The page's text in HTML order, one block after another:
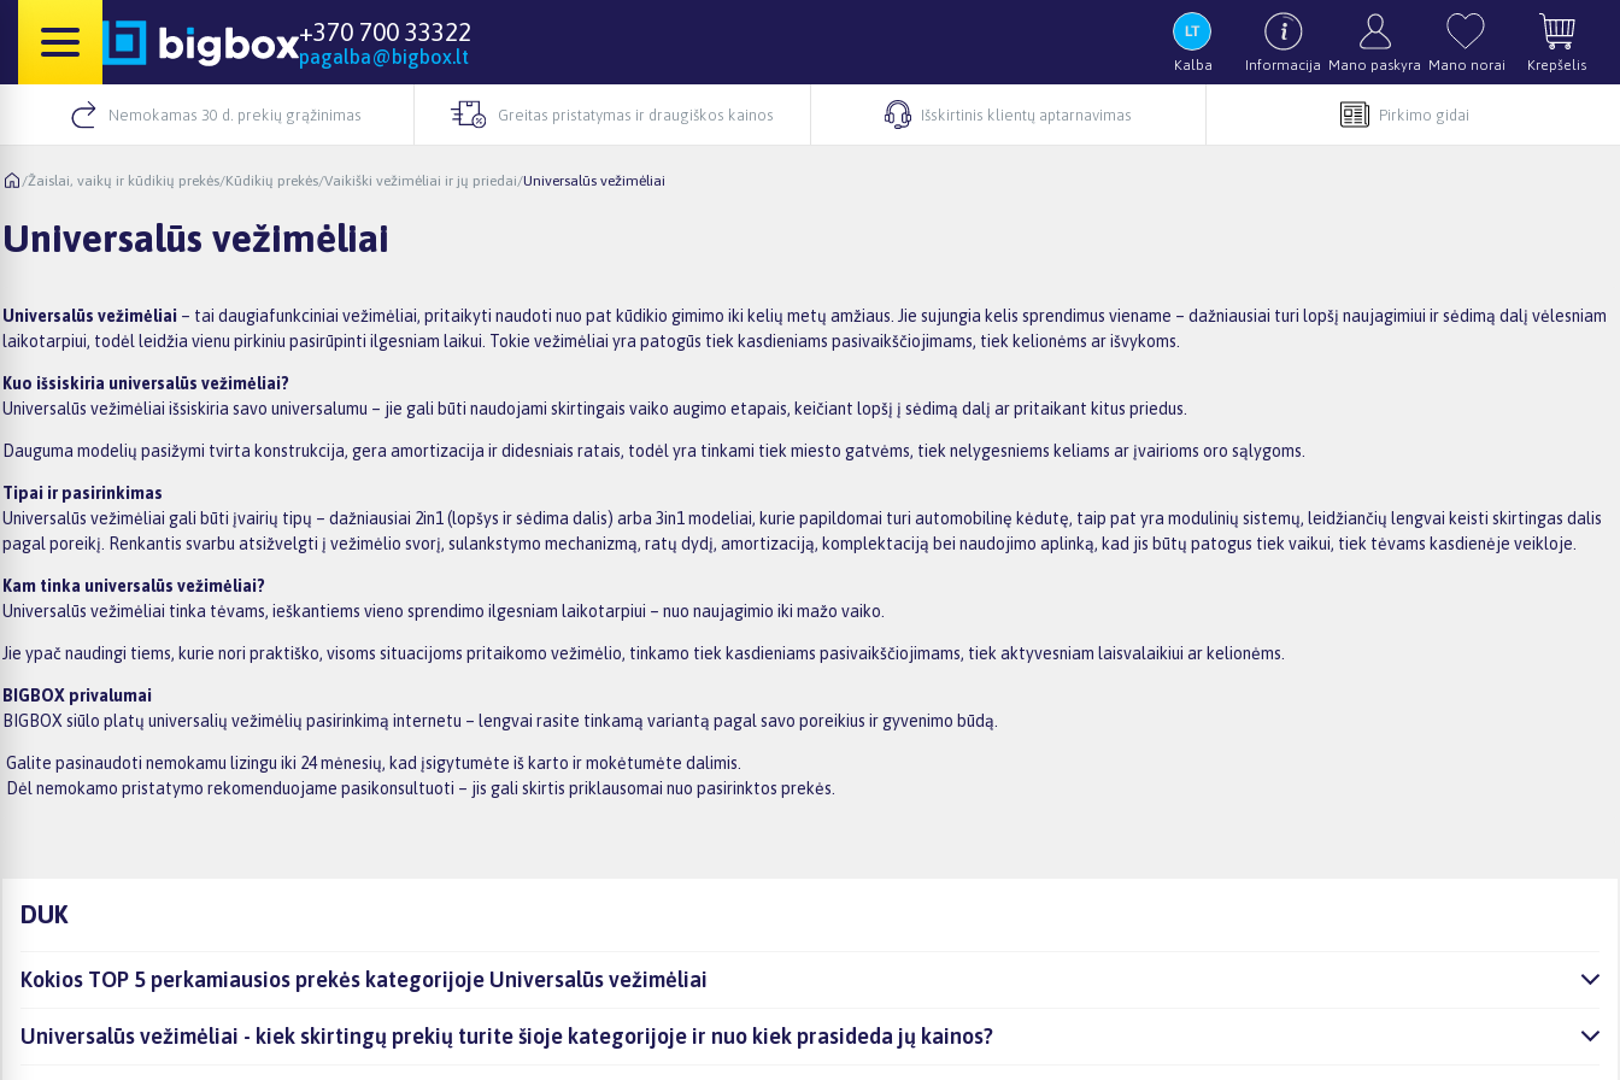
+370 700 33322
pagalba@bigbox.lt Kalba Informacija Mano paskyra Mano norai Krepšelis
Nemokamas 30 d. prekių grąžinimas Greitas pristatymas ir draugiškos kainos Išskirtinis klientų aptarnavimas Pirkimo gidai
/Žaislai, vaikų ir kūdikių prekės/Kūdikių prekės/Vaikiški vežimėliai ir jų priedai/Universalūs vežimėliai
Universalūs vežimėliai
Universalūs vežimėliai – tai daugiafunkciniai vežimėliai, pritaikyti naudoti nuo pat kūdikio gimimo iki kelių metų amžiaus. Jie sujungia kelis sprendimus viename – dažniausiai turi lopšį naujagimiui ir sėdimą dalį vėlesniam
laikotarpiui, todėl leidžia vienu pirkiniu pasirūpinti ilgesniam laikui. Tokie vežimėliai yra patogūs tiek kasdieniams pasivaikščiojimams, tiek kelionėms ar išvykoms.
Kuo išsiskiria universalūs vežimėliai?
Universalūs vežimėliai išsiskiria savo universalumu – jie gali būti naudojami skirtingais vaiko augimo etapais, keičiant lopšį į sėdimą dalį ar pritaikant kitus priedus.
Dauguma modelių pasižymi tvirta konstrukcija, gera amortizacija ir didesniais ratais, todėl yra tinkami tiek miesto gatvėms, tiek nelygesniems keliams ar įvairioms oro sąlygoms.
Tipai ir pasirinkimas
Universalūs vežimėliai gali būti įvairių tipų – dažniausiai 2in1 (lopšys ir sėdima dalis) arba 3in1 modeliai, kurie papildomai turi automobilinę kėdutę, taip pat yra modulinių sistemų, leidžiančių lengvai keisti skirtingas dalis
pagal poreikį. Renkantis svarbu atsižvelgti į vežimėlio svorį, sulankstymo mechanizmą, ratų dydį, amortizaciją, komplektaciją bei naudojimo aplinką, kad jis būtų patogus tiek vaikui, tiek tėvams kasdienėje veikloje.
Kam tinka universalūs vežimėliai?
Universalūs vežimėliai tinka tėvams, ieškantiems vieno sprendimo ilgesniam laikotarpiui – nuo naujagimio iki mažo vaiko.
Jie ypač naudingi tiems, kurie nori praktiško, visoms situacijoms pritaikomo vežimėlio, tinkamo tiek kasdieniams pasivaikščiojimams, tiek aktyvesniam laisvalaikiui ar kelionėms.
BIGBOX privalumai
BIGBOX siūlo platų universalių vežimėlių pasirinkimą internetu – lengvai rasite tinkamą variantą pagal savo poreikius ir gyvenimo būdą.
Galite pasinaudoti nemokamu lizingu iki 24 mėnesių, kad įsigytumėte iš karto ir mokėtumėte dalimis.
Dėl nemokamo pristatymo rekomenduojame pasikonsultuoti – jis gali skirtis priklausomai nuo pasirinktos prekės.
DUK
Kokios TOP 5 perkamiausios prekės kategorijoje Universalūs vežimėliai
Universalūs vežimėliai - kiek skirtingų prekių turite šioje kategorijoje ir nuo kiek prasideda jų kainos?